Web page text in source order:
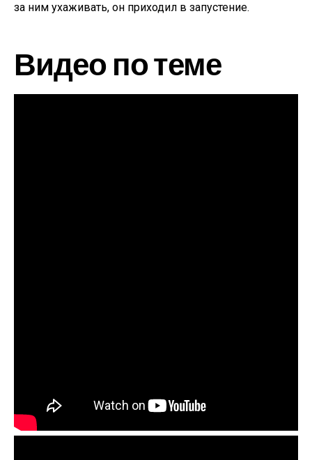
за ним ухаживать, он приходил в запустение.
Видео по теме